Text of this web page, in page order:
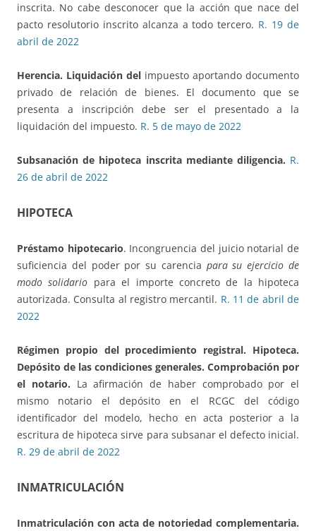
inscrita. No cabe desconocer que la acción que nace del
pacto resolutorio inscrito alcanza a todo tercero. R. 19 de
abril de 2022
Herencia. Liquidación del impuesto aportando documento
privado de relación de bienes. El documento que se
presenta a inscripción debe ser el presentado a la
liquidación del impuesto. R. 5 de mayo de 2022
Subsanación de hipoteca inscritamediante diligencia. R.
26 de abril de 2022
HIPOTECA
Préstamo hipotecario. Incongruencia del juicio notarial de
suficiencia del poder por su carencia para su ejercicio de
modo solidario para el importe concreto de la hipoteca
autorizada. Consulta al registro mercantil. R. 11 de abril de
2022
Régimen propio del procedimiento registral. Hipoteca.
Depósito de las condiciones generales. Comprobación por
el notario. La afirmación de haber comprobado por el
mismo notario el depósito en el RCGC del código
identificador del modelo, hecho en acta posterior a la
escritura de hipoteca sirve para subsanar el defecto inicial.
R. 29 de abril de 2022
INMATRICULACIÓN
Inmatriculación con acta de notoriedad complementaria.